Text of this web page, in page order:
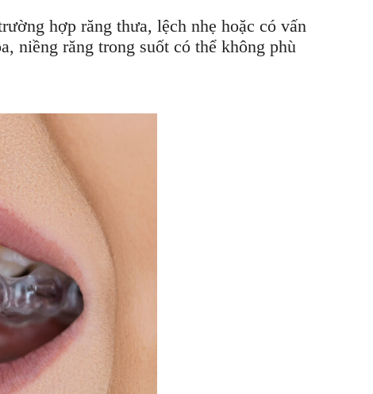
hợp răng thưa, lệch nhẹ hoặc có vấn
niềng răng trong suốt có thể không phù